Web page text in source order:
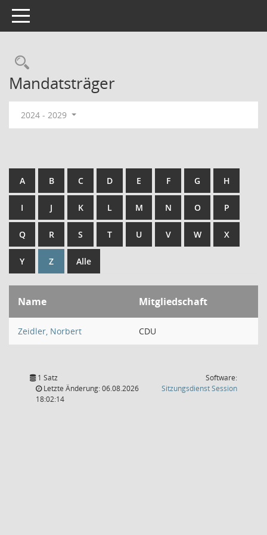
Toggle navigation
Rechercheauswahl
Mandatsträger
2024 - 2029
A B C D E F G H
I J K L M N O P
Q R S T U V W X
Y Z Alle
Name Mitgliedschaft
Zeidler, Norbert CDU
1 Satz
Letzte Änderung: 06.08.2026
18:02:14
Software:
SitzungsdienstSession(Wird in